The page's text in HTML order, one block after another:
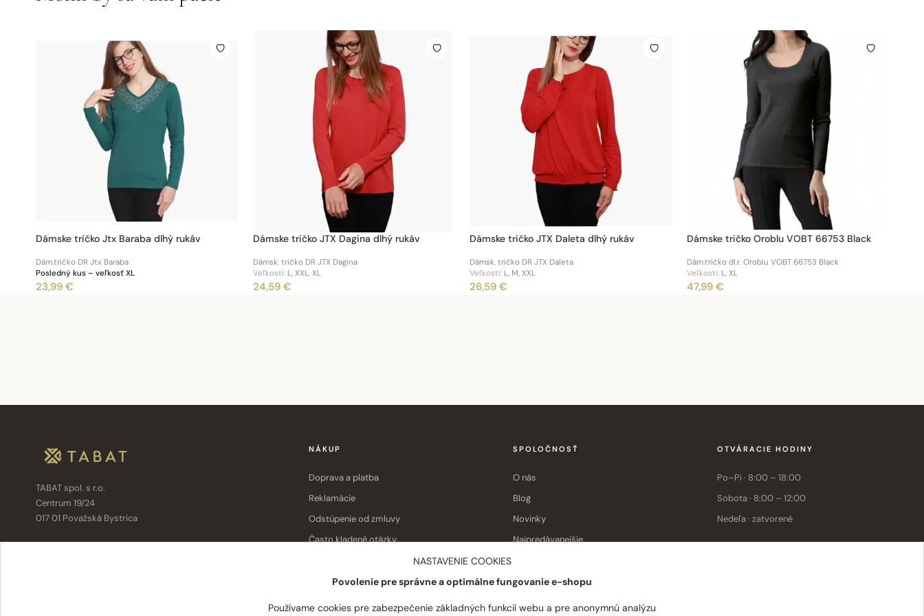
Dámske tričko Jtx Baraba dlhý rukáv
Dám.tričko DR Jtx Baraba
Posledný kus – veľkosť XL
23,99 €
Dámske tričko JTX Dagina dlhý rukáv
Dámsk. tričko DR JTX Dagina
Veľkosti:L, XXL, XL
24,59 €
Dámske tričko JTX Daleta dlhý rukáv
Dámsk. tričko DR JTX Daleta
Veľkosti: L, M, XXL
26,59 €
Dámske tričko Oroblu VOBT 66753 Black
Dám.tričko dl.r. Oroblu VOBT 66753 Black
Veľkosti:L, XL
47,99 €
TABAT spol. s r.o.
Centrum 19/24
017 01 Považská Bystrica
NÁKUP
Doprava a platba
Reklamácie
Odstúpenie od zmluvy
Často kladené otázky
SPOLOČNOSŤ
O nás
Blog
Novinky
Najpredávanejšie
OTVÁRACIE HODINY
Po–Pi · 8:00 – 18:00
Sobota · 8:00 – 12:00
Nedeľa · zatvorené
NASTAVENIE COOKIES
Povolenie pre správne a optimálne fungovanie e-shopu
Používame cookies pre zabezpečenie základných funkcií webu a pre anonymnú analýzu